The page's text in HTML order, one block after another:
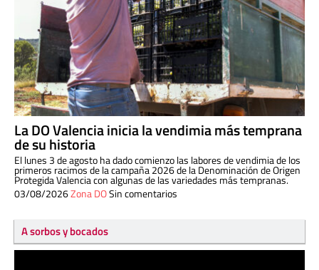
La DO Valencia inicia la vendimia más temprana
de su historia
El lunes 3 de agosto ha dado comienzo las labores de vendimia de los
primeros racimos de la campaña 2026 de la Denominación de Origen
Protegida Valencia con algunas de las variedades más tempranas.
03/08/2026Zona DOSin comentarios
A sorbos y bocados